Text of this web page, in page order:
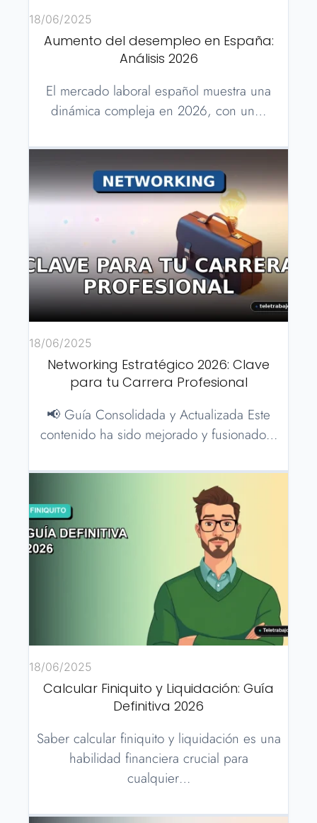
18/06/2025
Aumento del desempleo en España:
Análisis 2026
El mercado laboral español muestra una
dinámica compleja en 2026, con un…
18/06/2025
Networking Estratégico 2026: Clave
para tu Carrera Profesional
📢 Guía Consolidada y Actualizada Este
contenido ha sido mejorado y fusionado…
18/06/2025
Calcular Finiquito y Liquidación: Guía
Definitiva 2026
Saber calcular finiquito y liquidación es una
habilidad financiera crucial para
cualquier…